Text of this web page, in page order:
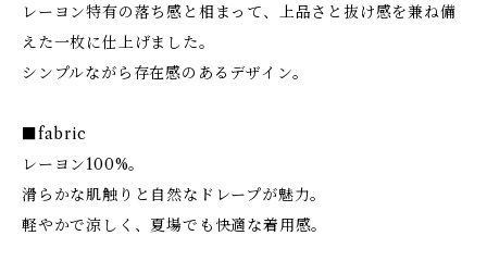
レーヨン特有の落ち感と相まって、上品さと抜け感を兼ね備
えた一枚に仕上げました。
シンプルながら存在感のあるデザイン。
■fabric
レーヨン100%。
滑らかな肌触りと自然なドレープが魅力。
軽やかで涼しく、夏場でも快適な着用感。